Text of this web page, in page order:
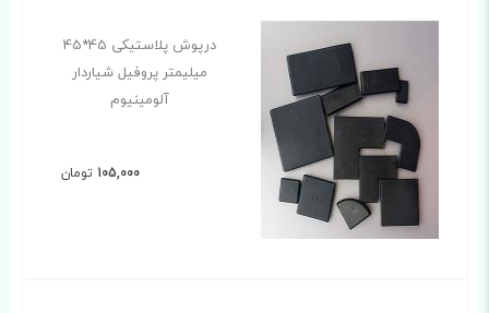
درپوش پلاستیکی 45*45
میلیمتر پروفیل شیاردار
آلومینیوم
105,000 تومان